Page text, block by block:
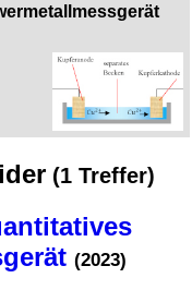
(1 Treffer)
(2023)